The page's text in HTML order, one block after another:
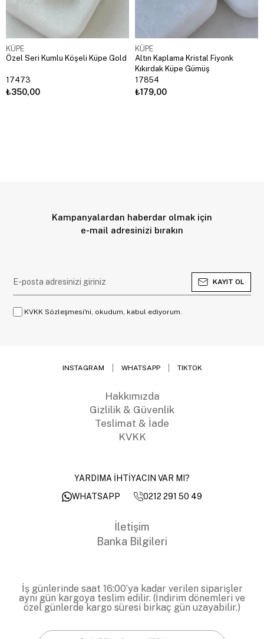
KÜPE
Özel Seri Kumlu Köşeli Küpe Gold
17473
₺350,00
KÜPE
Altın Kaplama Kristal Fiyonk
Kıkırdak Küpe Gümüş
17854
₺179,00
Kampanyalardan haberdar olmak için
e-mail adresinizi bırakın
KAYIT OL
KVKK Sözleşmesi'ni, okudum, kabul ediyorum.
INSTAGRAM WHATSAPP TIKTOK
Hakkımızda
Gizlilik & Güvenlik
Teslimat & İade
KVKK
YARDIMA İHTİYACIN VAR MI?
WHATSAPP
0212 291 50 49
İletişim
Banka Bilgileri
İş günlerinde saat 16:00’ya kadar verilen siparişler
aynı gün kargoya teslim edilir. (İndirim dönemleri ve
özel günlerde kargo süresi birkaç gün uzayabilir.)